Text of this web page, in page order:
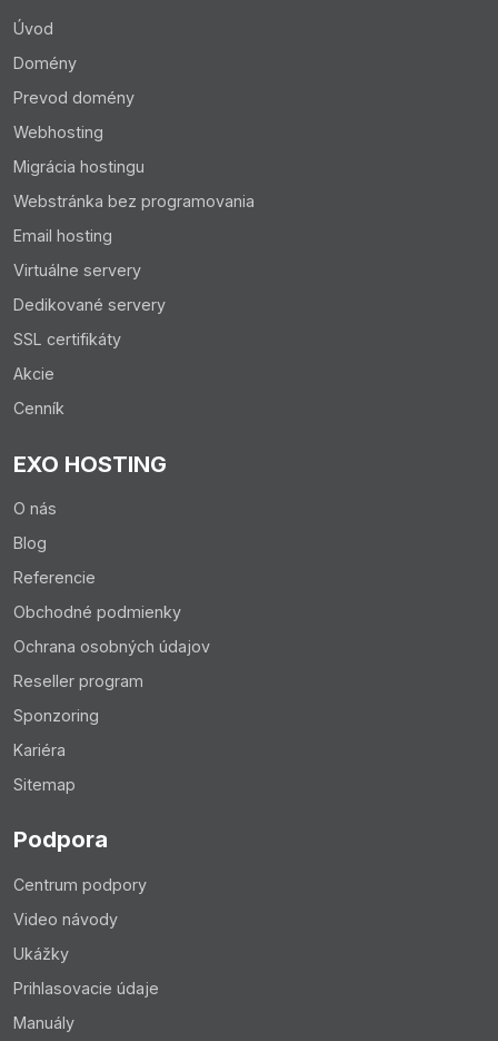
Úvod
Domény
Prevod domény
Webhosting
Migrácia hostingu
Webstránka bez programovania
Email hosting
Virtuálne servery
Dedikované servery
SSL certifikáty
Akcie
Cenník
EXO HOSTING
O nás
Blog
Referencie
Obchodné podmienky
Ochrana osobných údajov
Reseller program
Sponzoring
Kariéra
Sitemap
Podpora
Centrum podpory
Video návody
Ukážky
Prihlasovacie údaje
Manuály